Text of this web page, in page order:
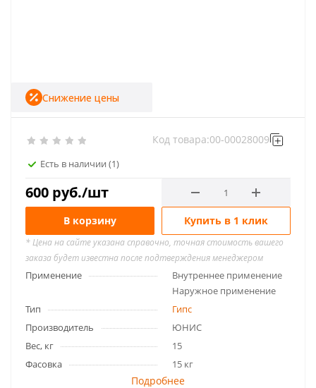
Есть в наличии (1)
Код товара:00-00028009
600 руб./шт
Снижение цены
В корзину Купить в 1 клик
* Цена на сайте указана справочно, точная стоимость вашего
заказа будет известна после подтверждения менеджером
Применение
Внутреннее применение
Наружное применение
Тип
Гипс
Производитель
ЮНИС
Вес, кг
15
Фасовка
15 кг
Подробнее